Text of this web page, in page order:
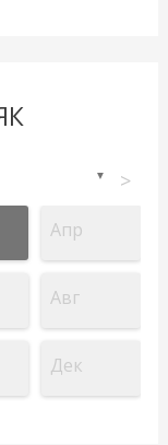
▼ >
Апр
Авг
Дек